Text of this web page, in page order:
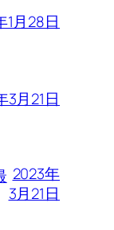
1月28日
3月21日
2023年
3月21日